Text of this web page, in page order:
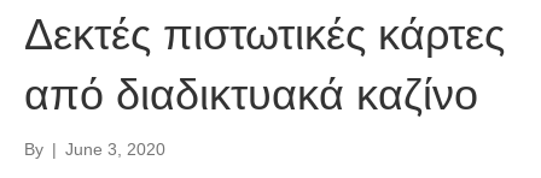
Δεκτές πιστωτικές κάρτες
από διαδικτυακά καζίνο
By | June 3, 2020